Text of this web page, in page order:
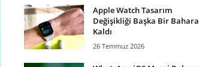
Apple Watch Tasarım
Değişikliği Başka Bir Bahara
Kaldı
26 Temmuz 2026